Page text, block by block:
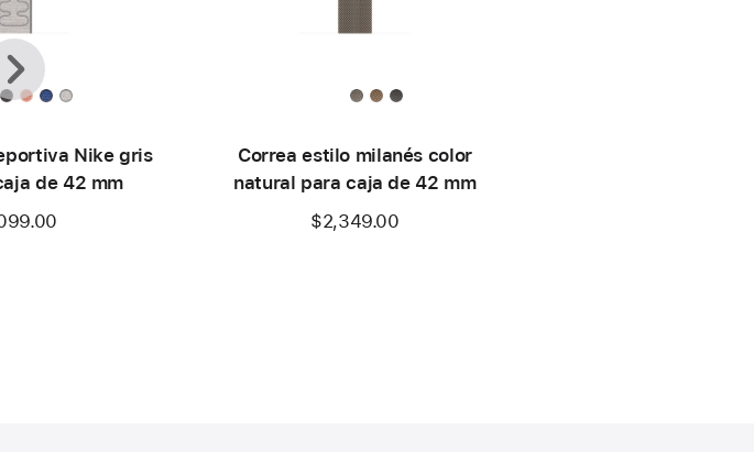
Nike gris
de 42 mm
Correa estilo milanés color
natural para caja de 42 mm
$2,349.00